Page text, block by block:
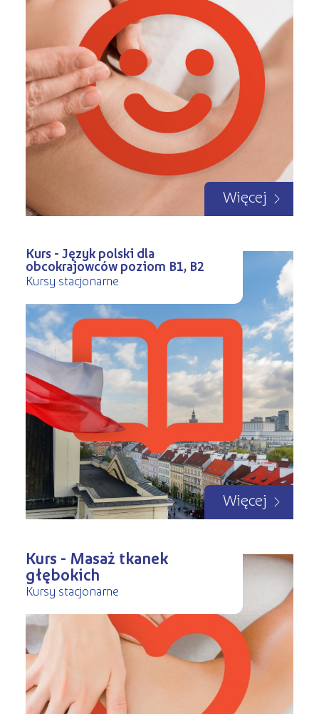
Więcej
Kurs - Język polski dla
obcokrajowców poziom B1, B2
Kursy stacjonarne
Więcej
Kurs - Masaż tkanek
głębokich
Kursy stacjonarne